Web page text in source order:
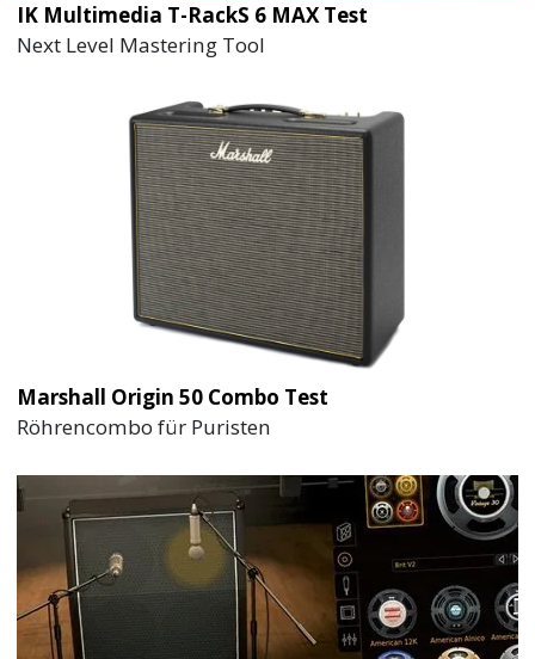
IK Multimedia T-RackS 6 MAX Test
Next Level Mastering Tool
Marshall Origin 50 Combo Test
Röhrencombo für Puristen